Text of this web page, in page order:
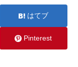
はてブ
Pinterest